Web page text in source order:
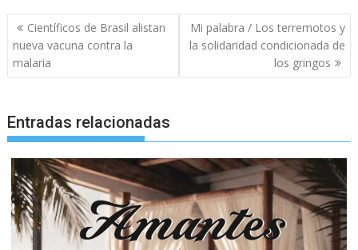
Navegación
de
entradas
Científicos de Brasil alistan
nueva vacuna contra la
malaria
Mi palabra / Los terremotos y
la solidaridad condicionada de
los gringos
Entradas relacionadas